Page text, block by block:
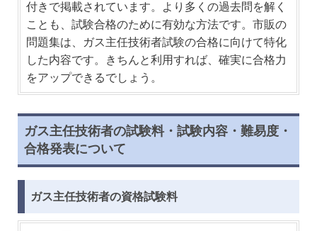
付きで掲載されています。より多くの過去問を解く
ことも、試験合格のために有効な方法です。市販の
問題集は、ガス主任技術者試験の合格に向けて特化
した内容です。きちんと利用すれば、確実に合格力
をアップできるでしょう。
ガス主任技術者の試験料・試験内容・難易度・
合格発表について
ガス主任技術者の資格試験料